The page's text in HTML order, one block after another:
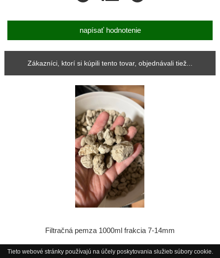
napísať hodnotenie
Zákazníci, ktorí si kúpili tento tovar, objednávali tiež...
Filtračná pemza 1000ml frakcia 7-14mm
Tieto webové stránky používajú na účely poskytovania služieb súbory cookie.